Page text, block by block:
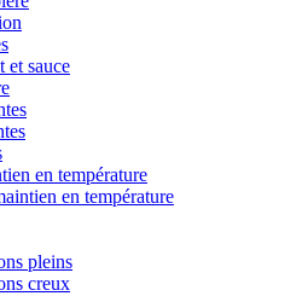
et sauce
en température
en température
pleins
creux